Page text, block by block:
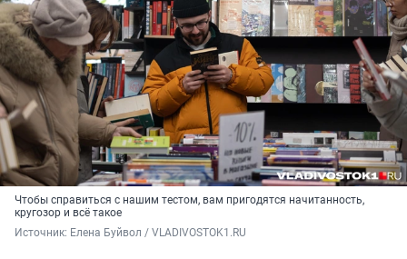
Чтобы справиться с нашим тестом, вам пригодятся начитанность,
кругозор и всё такое
Источник: Елена Буйвол / VLADIVOSTOK1.RU